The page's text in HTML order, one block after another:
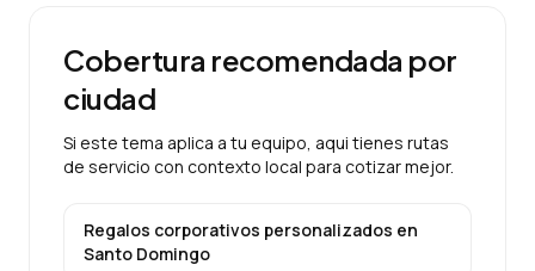
Cobertura recomendada por
ciudad
Si este tema aplica a tu equipo, aqui tienes rutas
de servicio con contexto local para cotizar mejor.
Regalos corporativos personalizados en
Santo Domingo